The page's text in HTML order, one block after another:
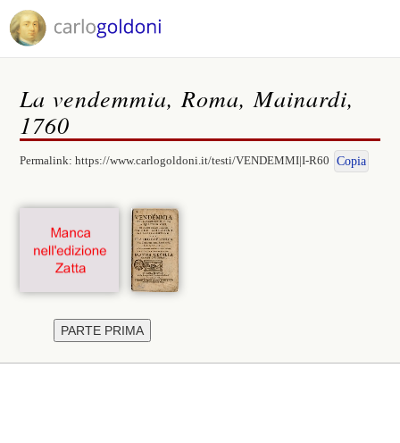
La vendemmia, Roma, Mainardi,
1760
Permalink:https://www.carlogoldoni.it/testi/VENDEMMI|I-R60 Copia